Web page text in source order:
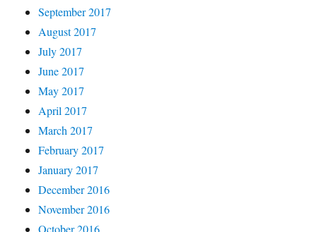
September 2017
August 2017
July 2017
June 2017
May 2017
April 2017
March 2017
February 2017
January 2017
December 2016
November 2016
October 2016